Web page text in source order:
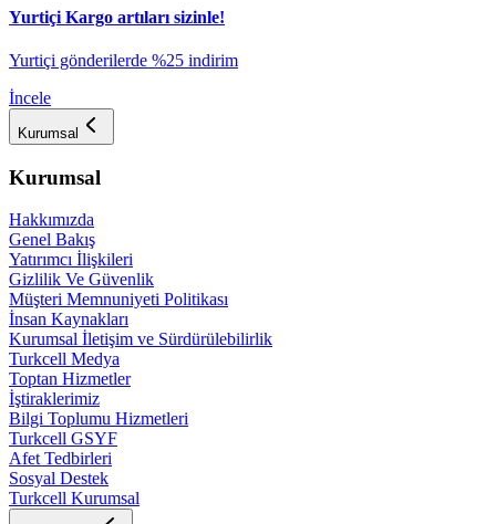
Yurtiçi Kargo artıları sizinle!
​Yurtiçi gönderilerde %25 indirim
İncele
Kurumsal
Kurumsal
Hakkımızda
Genel Bakış
Yatırımcı İlişkileri
Gizlilik Ve Güvenlik
Müşteri Memnuniyeti Politikası
İnsan Kaynakları
Kurumsal İletişim ve Sürdürülebilirlik
Turkcell Medya
Toptan Hizmetler
İştiraklerimiz
Bilgi Toplumu Hizmetleri
Turkcell GSYF
Afet Tedbirleri
Sosyal Destek
Turkcell Kurumsal